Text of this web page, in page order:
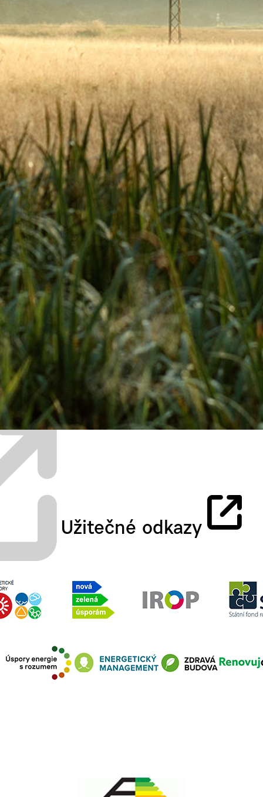
Užitečné odkazy